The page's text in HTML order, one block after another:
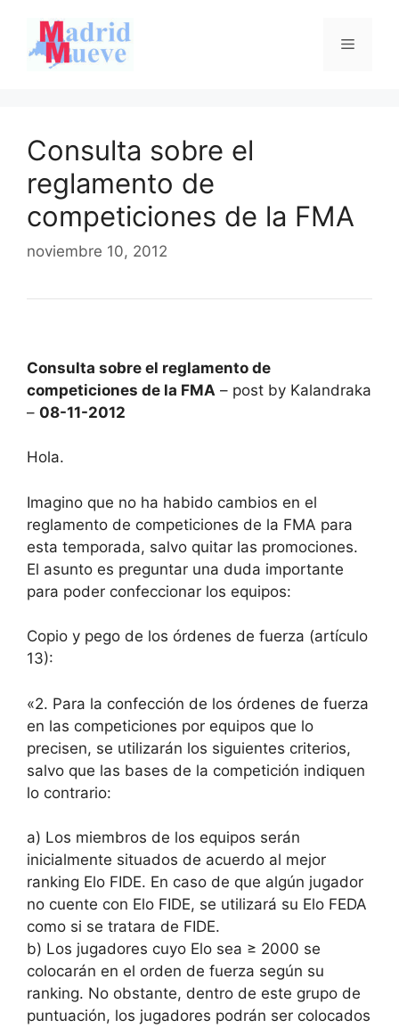
contenido
Menú
Consulta sobre el
reglamento de
competiciones de la FMA
noviembre 10, 2012
Consulta sobre el reglamento de
competiciones de la FMA – post by Kalandraka
– 08-11-2012
Hola.
Imagino que no ha habido cambios en el
reglamento de competiciones de la FMA para
esta temporada, salvo quitar las promociones.
El asunto es preguntar una duda importante
para poder confeccionar los equipos:
Copio y pego de los órdenes de fuerza (artículo
13):
«2. Para la confección de los órdenes de fuerza
en las competiciones por equipos que lo
precisen, se utilizarán los siguientes criterios,
salvo que las bases de la competición indiquen
lo contrario:
a) Los miembros de los equipos serán
inicialmente situados de acuerdo al mejor
ranking Elo FIDE. En caso de que algún jugador
no cuente con Elo FIDE, se utilizará su Elo FEDA
como si se tratara de FIDE.
b) Los jugadores cuyo Elo sea ≥ 2000 se
colocarán en el orden de fuerza según su
ranking. No obstante, dentro de este grupo de
puntuación, los jugadores podrán ser colocados